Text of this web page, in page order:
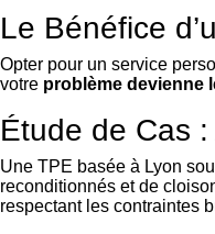
Le Bénéfice
Opter pour un service
votre problème devienne
Étude de Cas
Une TPE basée à Lyon
reconditionnés et de
respectant les contraintes